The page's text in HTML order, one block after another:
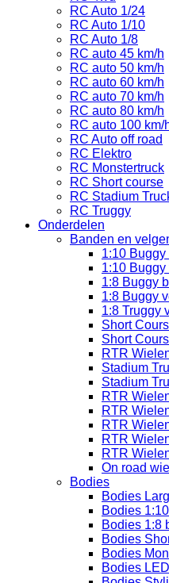
RC Auto 1/24
RC Auto 1/10
RC Auto 1/8
RC auto 45 km/h
RC auto 50 km/h
RC auto 60 km/h
RC auto 70 km/h
RC auto 80 km/h
RC auto 100 km/
RC Auto off road
RC Elektro
RC Monstertruck
RC Short course
RC Stadium
RC Truggy
Onderdelen
Banden en
1:10
1:10
1:8 Buggy
1:8 Buggy
1:8 Truggy
Short
Short
RTR
Stadium
Stadium
RTR
RTR
RTR
RTR
RTR
On road
Bodies
Bodies
Bodies
Bodies 1:8
Bodies
Bodies
Bodies